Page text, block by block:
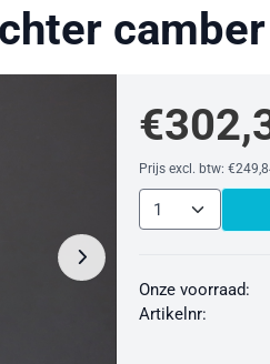
€
Prijs excl. btw: €
Aantal
Onze voorraad:
Artikelnr: